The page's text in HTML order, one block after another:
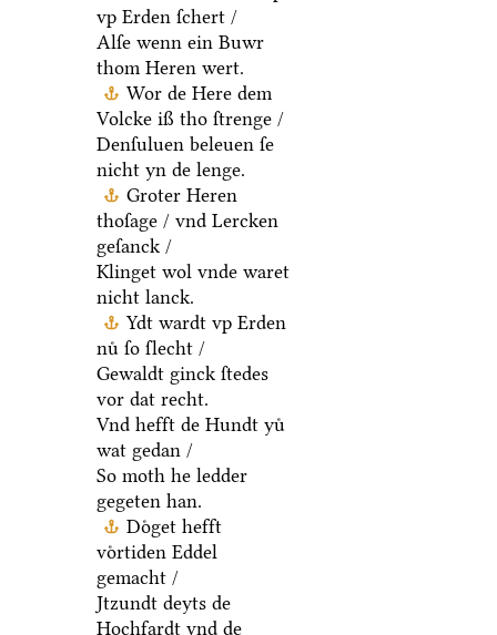
vp Erden ſchert /
Alſe wenn ein Buwr
thom Heren wert.
Wor de Here dem
Volcke iß tho ſtrenge /
Denſuluen beleuen ſe
nicht yn de lenge.
Groter Heren
thoſage / vnd Lercken
geſanck /
Klinget wol vnde waret
nicht lanck.
Ydt wardt vp Erden
nuͤ ſo ſlecht /
Gewaldt ginck ſtedes
vor dat recht.
Vnd hefft de Hundt yuͤ
wat gedan /
So moth he ledder
gegeten han.
Doͤget hefft
voͤrtiden Eddel
gemacht /
Jtzundt deyts de
Hochfardt vnd de